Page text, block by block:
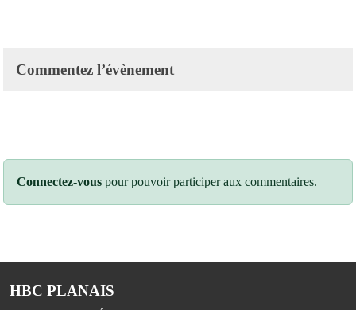
Commentez l’évènement
Connectez-vous pour pouvoir participer aux commentaires.
HBC PLANAIS